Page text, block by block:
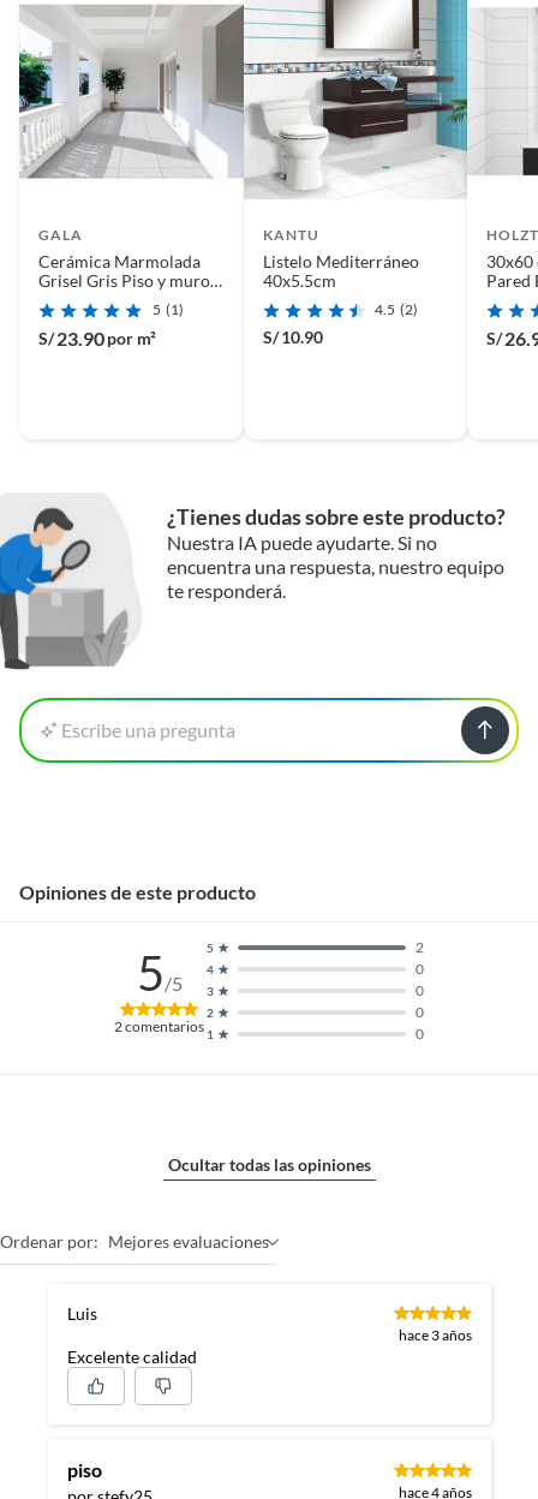
GALA
Cerámica Marmolada
Grisel Gris Piso y muro
46.5 x 46.5 cm 2.32m2
5 (1)
S/23.90por m²
KANTU
Listelo Mediterráneo
40x5.5cm
4.5 (2)
S/ 10.90
30x60
Pared
m2
S/
¿Tienes dudas sobre este producto?
Nuestra IA puede ayudarte. Si no
encuentra una respuesta, nuestro equipo
te responderá.
Escribe una pregunta
Opiniones de este producto
5/5
2comentarios 1 0
2 0
3 0
4 0
5 2
Ocultar todas las opiniones
Ordenar por: Mejores evaluaciones
Luis
hace 3 años
Excelente calidad
piso
hace 4 años